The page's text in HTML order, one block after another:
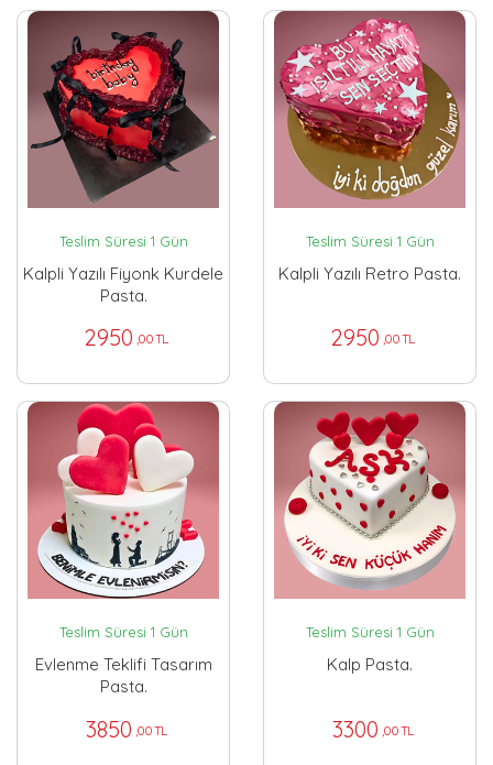
Teslim Süresi 1 Gün
Kalpli Yazılı Fiyonk Kurdele
Pasta.
2950 ,00 TL
Teslim Süresi 1 Gün
Kalpli Yazılı Retro Pasta.
2950 ,00 TL
Teslim Süresi 1 Gün
Evlenme Teklifi Tasarım
Pasta.
3850 ,00 TL
Teslim Süresi 1 Gün
Kalp Pasta.
3300 ,00 TL